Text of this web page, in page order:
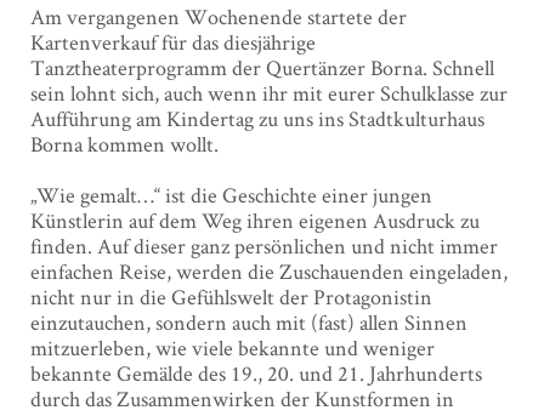
Am vergangenen Wochenende startete der
Kartenverkauf für das diesjährige
Tanztheaterprogramm der Quertänzer Borna. Schnell
sein lohnt sich, auch wenn ihr mit eurer Schulklasse zur
Aufführung am Kindertag zu uns ins Stadtkulturhaus
Borna kommen wollt.
„Wie gemalt…“ ist die Geschichte einer jungen
Künstlerin auf dem Weg ihren eigenen Ausdruck zu
finden. Auf dieser ganz persönlichen und nicht immer
einfachen Reise, werden die Zuschauenden eingeladen,
nicht nur in die Gefühlswelt der Protagonistin
einzutauchen, sondern auch mit (fast) allen Sinnen
mitzuerleben, wie viele bekannte und weniger
bekannte Gemälde des 19., 20. und 21. Jahrhunderts
durch das Zusammenwirken der Kunstformen in